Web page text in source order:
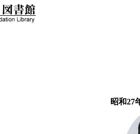
昭和27